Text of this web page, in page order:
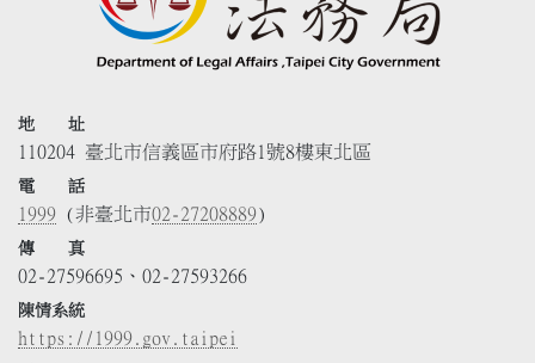
地 址
110204 臺北市信義區市府路1號8樓東北區
電 話
1999 (非臺北市02-27208889)
傳 真
02-27596695、02-27593266
陳情系統
https://1999.gov.taipei